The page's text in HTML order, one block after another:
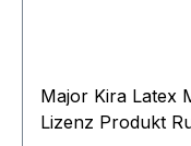
Major Kira Latex
Lizenz Produkt